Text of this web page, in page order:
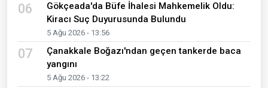
06
Gökçeada'da Büfe İhalesi Mahkemelik Oldu:
Kiracı Suç Duyurusunda Bulundu
5 Ağu 2026 - 13:56
07
Çanakkale Boğazı'ndan geçen tankerde baca
yangını
5 Ağu 2026 - 13:22